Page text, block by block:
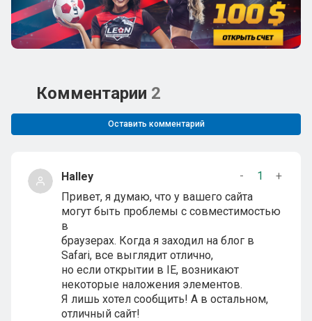
Комментарии 2
Оставить комментарий
Halley - 1
+
Привет, я думаю, что у вашего сайта
могут быть проблемы с совместимостью
в
браузерах. Когда я заходил на блог в
Safari, все выглядит отлично,
но если открытии в IE, возникают
некоторые наложения элементов.
Я лишь хотел сообщить! А в остальном,
отличный сайт!